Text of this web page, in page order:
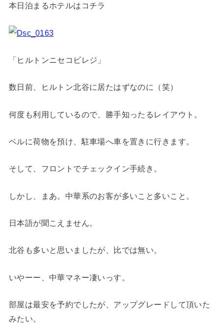
本日泊まるホテルはコチラ
「ヒルトンニセコビレジ」
数日前、ヒルトン北谷に居たはずなのに（笑）
何度も利用しているので、勝手知ったるレイアウト。
ベルに荷物を預け、駐車場へ車を置きに行きます。
そして、フロントでチェックイン手続き。
しかし、まあ。中華系のお客が多いこと多いこと。
日本語が聞こえません。
北谷も多いと思いましたが、比では無い。
いやーー、中華マネー凄いっす。
部屋は最安を予約でしたが、アップグレードして頂いた
みたい。